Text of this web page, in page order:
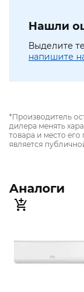
Нашли
Выделите
напишите
*Производитель
дилера менять
товара и место
является
Аналоги